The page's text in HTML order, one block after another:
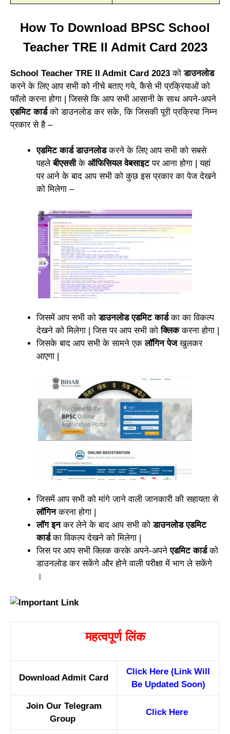
How To Download BPSC School
Teacher TRE II Admit Card 2023
School Teacher TRE II Admit Card 2023 कोडाउनलोड
करने के लिए आप सभी को नीचे बताए गये, कैसे भी प्रक्रियाओं को
फॉलो करना होगा | जिससे कि आप सभी आसानी के साथ अपने-अपने
एडमिट कार्डको डाउनलोड कर सके, कि जिसकी पूरी प्रक्रिया निम्न
प्रकार से है –
एडमिट कार्ड डाउनलोडकरने के लिए आप सभी को सबसे
पहलेबीएससीके ऑफिसियल वेबसाइट पर आना होगा | यहां
पर आने के बाद आप सभी को कुछ इस प्रकार का पेज देखने
को मिलेगा –
जिसमें आप सभी कोडाउनलोड एडमिट कार्डका का विकल्प
देखने को मिलेगा | जिस पर आप सभी कोक्लिककरना होगा |
जिसके बाद आप सभी के सामने एकलॉगिन पेजखुलकर
आएगा |
जिसमें आप सभी को मांगे जाने वाली जानकारी की सहायता से
लॉगिनकरना होगा |
लॉग इनकर लेने के बाद आप सभी कोडाउनलोड एडमिट
कार्डका विकल्प देखने को मिलेगा |
जिस पर आप सभी क्लिक करके अपने-अपनेएडमिट कार्डको
डाउनलोड कर सकेंगे और होने वाली परीक्षा में भाग ले सकेंगे
।
महत्वपूर्ण लिंक
Download Admit Card
Click Here (Link Will
Be Updated Soon)
Join Our Telegram
Group
Click Here